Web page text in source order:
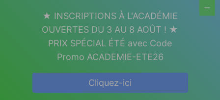
★ INSCRIPTIONS À L'ACADÉMIE
OUVERTES DU 3 AU 8 AOÛT ! ★
PRIX SPÉCIAL ÉTÉ avec Code
Promo ACADEMIE-ETE26
Cliquez-ici